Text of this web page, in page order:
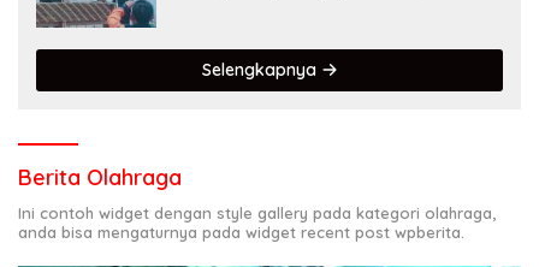
Selengkapnya
Berita Olahraga
Ini contoh widget dengan style gallery pada kategori olahraga,
anda bisa mengaturnya pada widget recent post wpberita.